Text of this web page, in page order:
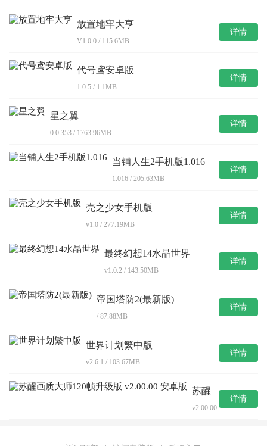
放置地牢大亨
V1.0.0 / 115.6MB
详情
代号鸢安卓版
1.0.5 / 1.1MB
详情
星之翼
0.0.353 / 1763.96MB
详情
当铺人生2手机版1.016
1.016 / 205.63MB
详情
壳之少女手机版
v1.0 / 277.19MB
详情
最终幻想14水晶世界
v1.0.2 / 143.50MB
详情
帝国塔防2(最新版)
/ 87.88MB
详情
世界计划繁中版
v2.6.1 / 103.67MB
详情
苏醒
大师
v2.00.00
详情